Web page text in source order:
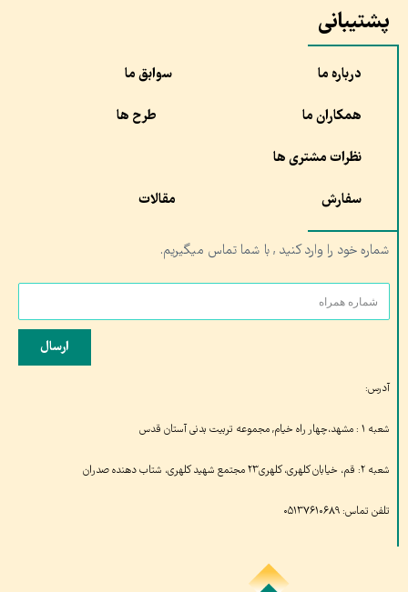
پشتیبانی
درباره ما سوابق ما
همکاران ما طرح ها
نظرات مشتری ها
سفارش مقالات
شماره خود را وارد کنید , با شما تماس میگیریم.
ارسال
آدرس:
شعبه ۱ : مشهد،چهار راه خیام, مجموعه تربیت بدنی آستان قدس
شعبه ۲: قم، خیابان کلهری، کلهری۲۳ مجتمع شهید کلهری، شتاب دهنده صدران
تلفن تماس: ۰۵۱۳۷۶۱۰۶۸۹